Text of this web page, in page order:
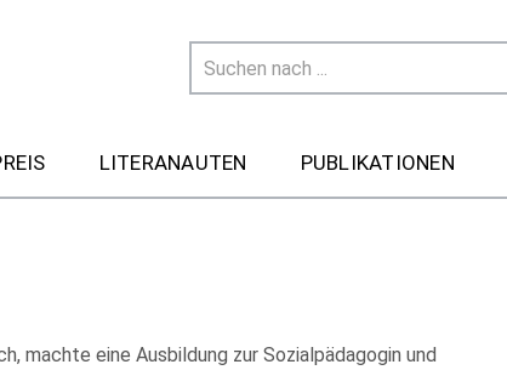
LITERANAUTEN PUBLIKATIONEN
machte eine Ausbildung zur Sozialpädagogin und